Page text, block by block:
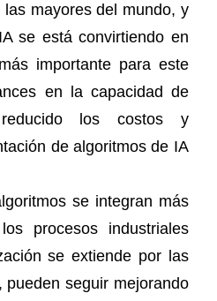
mayores del mundo, y
se está convirtiendo en
importante para este
en la capacidad de
los costos y
de algoritmos de IA
se integran más
procesos industriales
se extiende por las
pueden seguir mejorando